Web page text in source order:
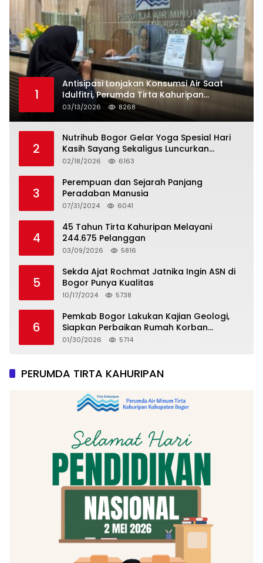
1
Antisipasi Lonjakan Konsumsi Air Saat
Idulfitri, Perumda Tirta Kahuripan
Berlakukan Status Siaga Lebaran
03/13/2026 8268
2
Nutrihub Bogor Gelar Yoga Spesial Hari
Kasih Sayang Sekaligus Luncurkan
Tropicana Slim Beras Porang Golden Ube
02/18/2026 6163
3
Perempuan dan Sejarah Panjang
Peradaban Manusia
07/31/2024 6041
4
45 Tahun Tirta Kahuripan Melayani
244.675 Pelanggan
03/09/2026 5816
5
Sekda Ajat Rochmat Jatnika Ingin ASN di
Bogor Punya Kualitas
10/17/2024 5738
6
Pemkab Bogor Lakukan Kajian Geologi,
Siapkan Perbaikan Rumah Korban
Pergeseran Tanah
01/30/2026 5714
PERUMDA TIRTA KAHURIPAN